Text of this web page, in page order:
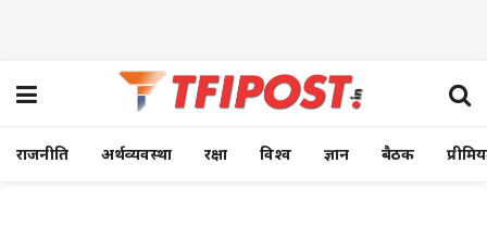
राजनीति अर्थव्यवस्था रक्षा विश्व ज्ञान बैठक